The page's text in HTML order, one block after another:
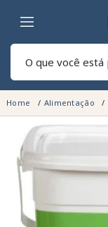
Home Alimentação